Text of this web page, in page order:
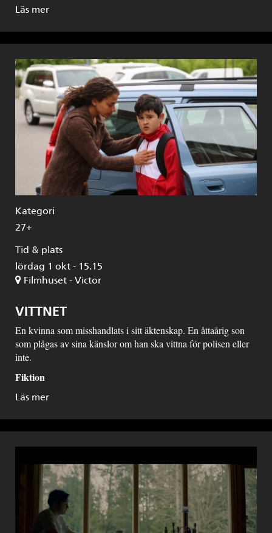
Läs mer
Kategori
27+
Tid & plats
lördag 1 okt - 15.15
Filmhuset - Victor
VITTNET
En kvinna som misshandlats i sitt äktenskap. En åttaårig son
som plågas av sina känslor om han ska vittna för polisen eller
inte.
Fiktion
Läs mer